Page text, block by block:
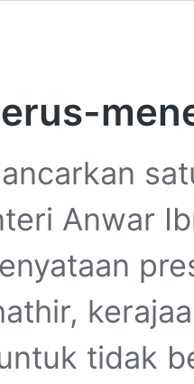
Anwar
tidak